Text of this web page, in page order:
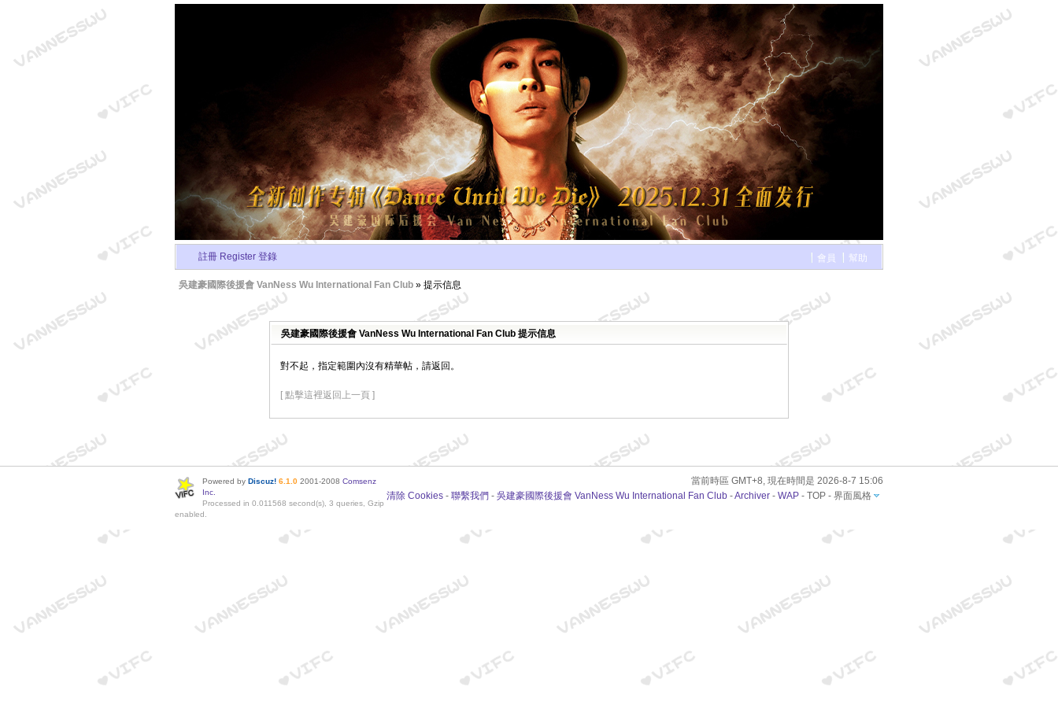
註冊 Register 登錄 會員 幫助
吳建豪國際後援會 VanNess Wu International Fan Club » 提示信息
吳建豪國際後援會 VanNess Wu International Fan Club 提示信息
對不起，指定範圍內沒有精華帖，請返回。
[ 點擊這裡返回上一頁 ]
當前時區 GMT+8, 現在時間是 2026-8-7 15:06
清除 Cookies - 聯繫我們 - 吳建豪國際後援會 VanNess Wu International Fan Club -Archiver - WAP - TOP - 界面風格
Powered by Discuz! 6.1.0 2001-2008 Comsenz
Inc.
Processed in 0.011568 second(s), 3 queries, Gzip
enabled.